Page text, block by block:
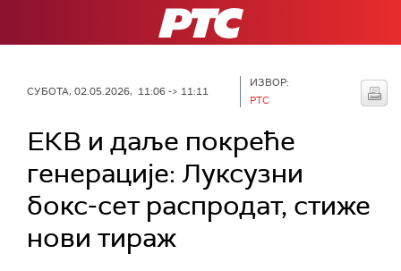
РТС
СУБОТА, 02.05.2026, 11:06 -> 11:11
ИЗВОР:
РТС
ЕКВ и даље покреће
генерације: Луксузни
бокс-сет распродат, стиже
нови тираж